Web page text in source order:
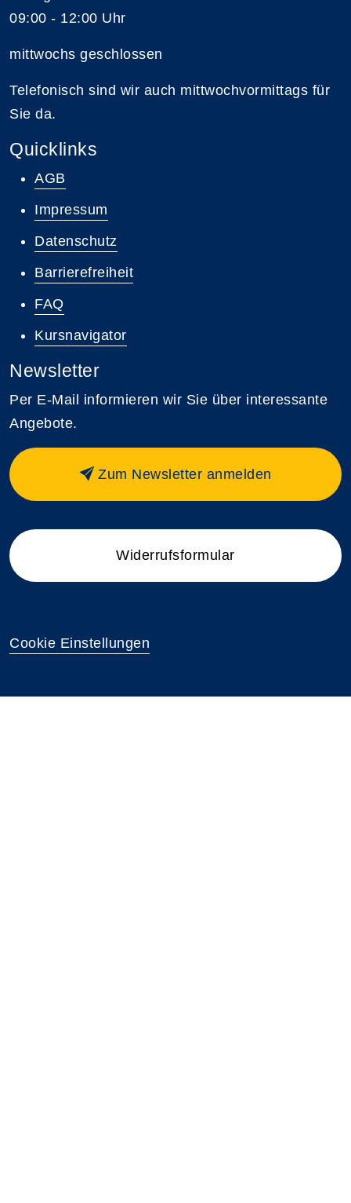
09:00 - 12:00 Uhr
mittwochs geschlossen
Telefonisch sind wir auch mittwochvormittags für
Sie da.
Quicklinks
AGB
Impressum
Datenschutz
Barrierefreiheit
FAQ
Kursnavigator
Newsletter
Per E-Mail informieren wir Sie über interessante
Angebote.
Zum Newsletter anmelden
Widerrufsformular
Cookie Einstellungen